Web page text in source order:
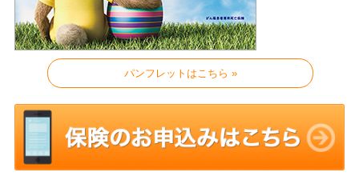
パンフレットはこちら »